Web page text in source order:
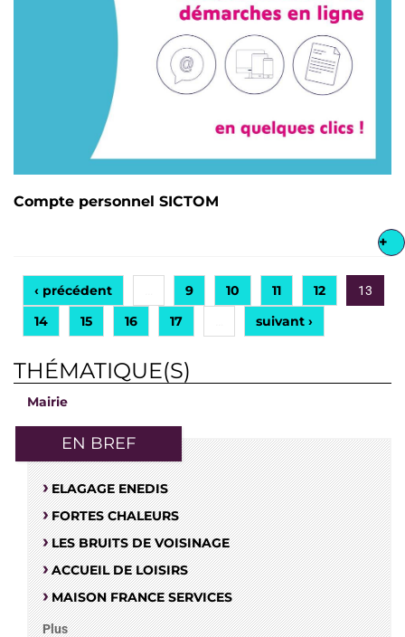
Compte personnel SICTOM
+
‹ précédent 9 10 11 12 13
14 15 16 17 suivant ›
THÉMATIQUE(S)
Mairie
EN BREF
ELAGAGE ENEDIS
FORTES CHALEURS
LES BRUITS DE VOISINAGE
ACCUEIL DE LOISIRS
MAISON FRANCE SERVICES
Plus